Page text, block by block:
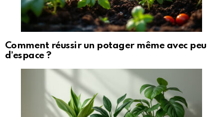
Comment réussir un potager même avec peu
d’espace ?